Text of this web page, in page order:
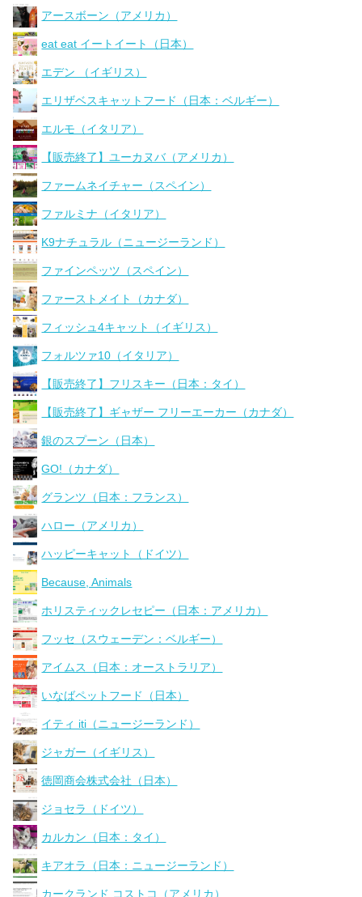
アースボーン（アメリカ）
eat eat イートイート（日本）
エデン （イギリス）
エリザベスキャットフード（日本：ベルギー）
エルモ（イタリア）
【販売終了】ユーカヌバ（アメリカ）
ファームネイチャー（スペイン）
ファルミナ（イタリア）
K9ナチュラル（ニュージーランド）
ファインペッツ（スペイン）
ファーストメイト（カナダ）
フィッシュ4キャット（イギリス）
フォルツァ10（イタリア）
【販売終了】フリスキー（日本：タイ）
【販売終了】ギャザー フリーエーカー（カナダ）
銀のスプーン（日本）
GO!（カナダ）
グランツ（日本：フランス）
ハロー（アメリカ）
ハッピーキャット（ドイツ）
Because, Animals
ホリスティックレセピー（日本：アメリカ）
フッセ（スウェーデン：ベルギー）
アイムス（日本：オーストラリア）
いなばペットフード（日本）
イティ iti（ニュージーランド）
ジャガー（イギリス）
徳岡商会株式会社（日本）
ジョセラ（ドイツ）
カルカン（日本：タイ）
キアオラ（日本：ニュージーランド）
カークランド コストコ（アメリカ）